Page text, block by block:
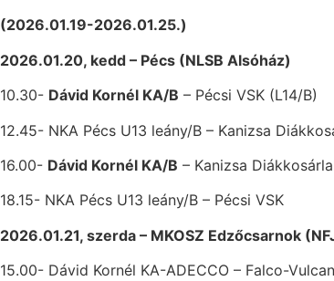
(2026.01.19-2026.01.25.)
2026.01.20, kedd – Pécs (NLSB Alsóház)
10.30- Dávid Kornél KA/B – Pécsi VSK (L14/B)
12.45- NKA Pécs U13 leány/B – Kanizsa
16.00- Dávid Kornél KA/B – Kanizsa
18.15- NKA Pécs U13 leány/B – Pécsi VSK
2026.01.21, szerda – MKOSZ Edzőcsarnok
15.00- Dávid Kornél KA-ADECCO – Falco-